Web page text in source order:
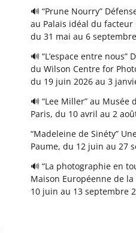
🔊 “Prune Nourry”
au Palais idéal du facteur
du 31 mai au 6
🔊 “L’espace entre nous”
du Wilson Centre for
du 19 juin 2026 au 3
🔊 “Lee Miller” au Musée
Paris, du 10 avril au 2
“Madeleine de Sinéty”
Paume, du 12 juin au 27
🔊 “La photographie en
Maison Européenne de
10 juin au 13 septembre